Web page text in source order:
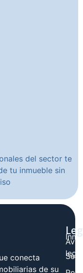
del sector te
tu inmueble sin
conecta
de su
legal